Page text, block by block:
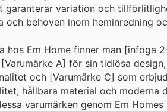
variation och
behoven inom heminredning
hos Em Home finner man [infoga
A] för sin tidlösa
och [Varumärke C] som
hållbara material och moderna
varumärken genom Em Homes